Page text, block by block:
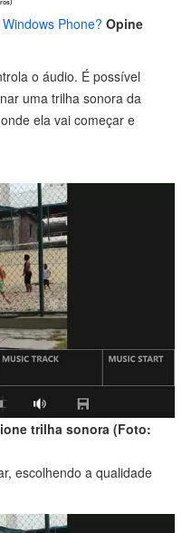
Phone? Opine
o áudio. É possível
uma trilha sonora da
ela vai começar e
trilha sonora (Foto:
escolhendo a qualidade